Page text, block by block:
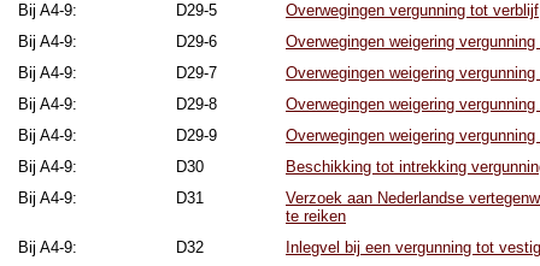
Bij A4-9:
D29-5
Overwegingen vergunning tot verblijf
Bij A4-9:
D29-6
Overwegingen weigering
Bij A4-9:
D29-7
Overwegingen weigering
Bij A4-9:
D29-8
Overwegingen weigering
Bij A4-9:
D29-9
Overwegingen weigering
Bij A4-9:
D30
Beschikking tot intrekking
Bij A4-9:
D31
Verzoek aan Nederlandse
te reiken
Bij A4-9:
D32
Inlegvel bij een vergunning tot